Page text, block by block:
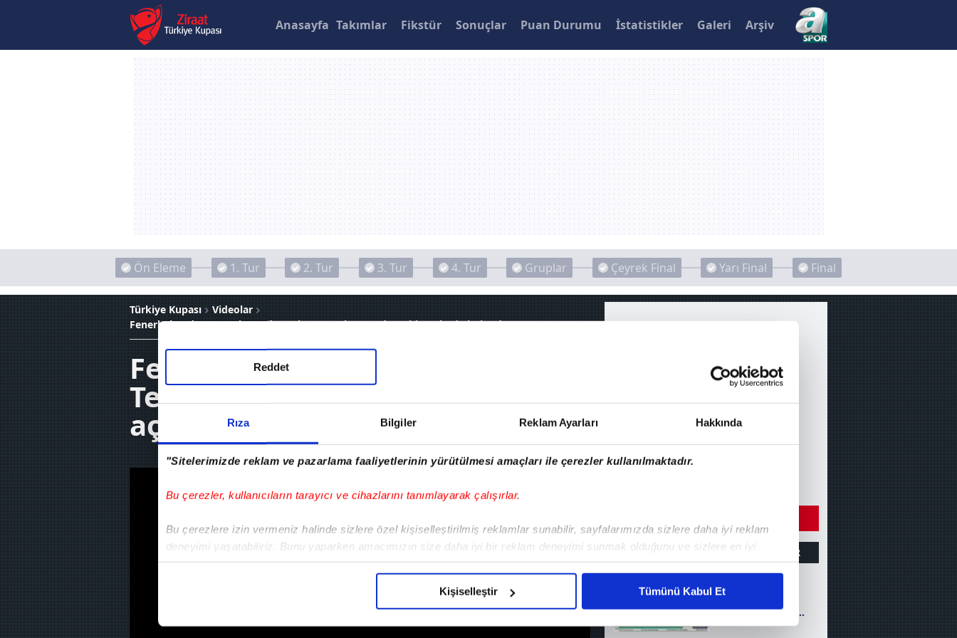
Rıza Bilgiler Reklam Ayarları Hakkında
"Sitelerimizde reklam ve pazarlama faaliyetlerinin yürütülmesi amaçları ile çerezler kullanılmaktadır.
Bu çerezler, kullanıcıların tarayıcı ve cihazlarını tanımlayarak çalışırlar.
Bu çerezlere izin vermeniz halinde sizlere özel kişiselleştirilmiş reklamlar sunabilir, sayfalarımızda sizlere daha iyi reklam
deneyimi yaşatabiliriz. Bunu yaparken amacımızın size daha iyi bir reklam deneyimi sunmak olduğunu ve sizlere en iyi
içerikleri sunabilmek adına elimizden gelen çabayı gösterdiğimizi ve bu noktada, reklamların maliyetlerimizi karşılamak
Reddet
Kişiselleştir Tümünü Kabul Et
Anasayfa Takımlar Fikstür Sonuçlar Puan Durumu İstatistikler Galeri Arşiv
Ön Eleme 1. Tur 2. Tur 3. Tur 4. Tur Gruplar Çeyrek Final Yarı Final Final
Türkiye Kupası
Videolar
Fenerbahçe’de Domenico Tedesco basın toplantısında açıklamalarda bulundu!
Fenerbahçe’de Domenico
Tedesco basın toplantısında
açıklamalarda bulundu!
ÖZET GOLLER DİĞER
Fenerbahçe 3-1
Erzurumspor FK
(MAÇ SONUCU-